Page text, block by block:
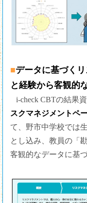
■データに基づくリスクマネジメントの実践：勘
と経験から客観的
i-check CBTの結果
スクマネジメントペ
て、野市中学校では
とし込み、教員の「
客観的なデータに基